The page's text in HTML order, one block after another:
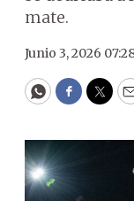
mate.
Junio 3, 2026
WhatsApp